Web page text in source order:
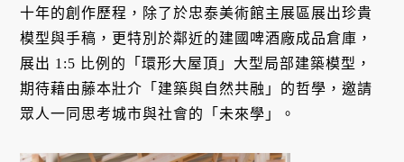
十年的創作歷程，除了於忠泰美術館主展區展出珍貴
模型與手稿，更特別於鄰近的建國啤酒廠成品倉庫，
展出 1:5 比例的「環形大屋頂」大型局部建築模型，
期待藉由藤本壯介「建築與自然共融」的哲學，邀請
眾人一同思考城市與社會的「未來學」。